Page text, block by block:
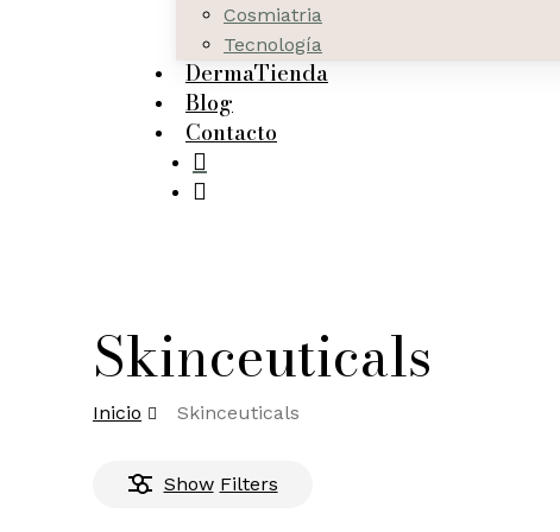
Cosmiatria
Tecnología
DermaTienda
Blog
Contacto
Skinceuticals
Inicio Skinceuticals
Show Filters